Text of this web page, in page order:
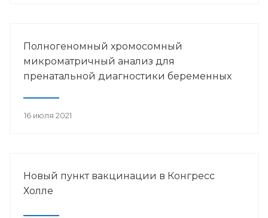
Полногеномный хромосомный
микроматричный анализ для
пренатальной диагностики беременных
16 июля 2021
Новый пункт вакцинации в Конгресс
Холле